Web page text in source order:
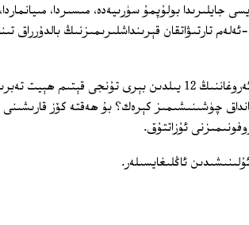
جايلىرىدا بولۇپمۇ سۈرىيەدە، مىسىردا،
تارتىۋاتقان قېرىنداشلىرىمىزنىڭ بالدۇرراق
باش مىنىستىر رەجەپ تاييىپ ئەروغاننىڭ 12 يىلدىن بېرى تۇنجى
چۈشىنىشىمىز كېرەك؟ بۇ ھەقتە كۆز
ئۇزاتتۇق.
ئاڭلىغايسىلەر.